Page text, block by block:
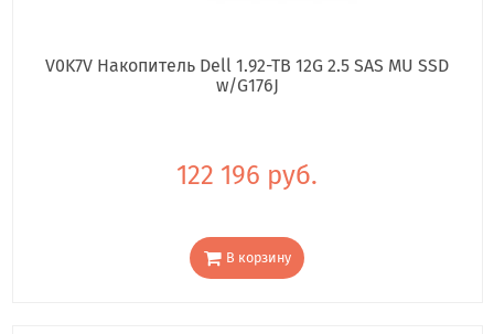
V0K7V Накопитель Dell 1.92-TB 12G 2.5 SAS MU SSD
w/G176J
122 196 руб.
В корзину